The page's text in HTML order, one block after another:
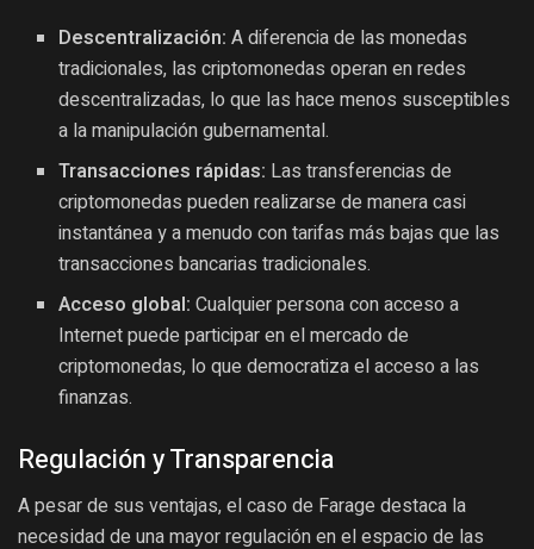
Descentralización: A diferencia de las monedas
tradicionales, las criptomonedas operan en redes
descentralizadas, lo que las hace menos susceptibles
a la manipulación gubernamental.
Transacciones rápidas: Las transferencias de
criptomonedas pueden realizarse de manera casi
instantánea y a menudo con tarifas más bajas que las
transacciones bancarias tradicionales.
Acceso global: Cualquier persona con acceso a
Internet puede participar en el mercado de
criptomonedas, lo que democratiza el acceso a las
finanzas.
Regulación y Transparencia
A pesar de sus ventajas, el caso de Farage destaca la
necesidad de una mayor regulación en el espacio de las